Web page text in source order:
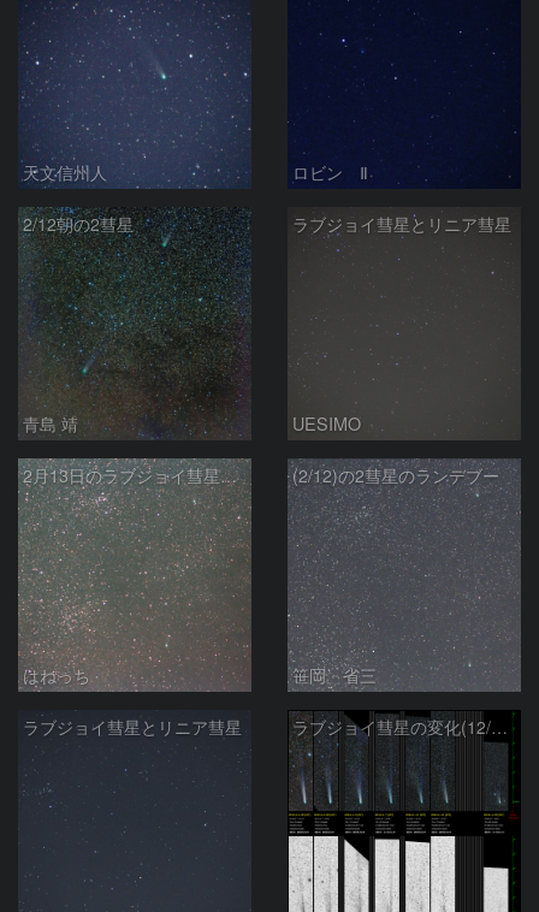
天文信州人 ロビン Ⅱ
2/12朝の2彗星
青島 靖
ラブジョイ彗星とリニア彗星
UESIMO
2月13日のラブジョイ彗星とリニア彗星
はねっち
(2/12)の2彗星のランデブー
笹岡 省三
ラブジョイ彗星とリニア彗星 ラブジョイ彗星の変化(12/29～1/29)